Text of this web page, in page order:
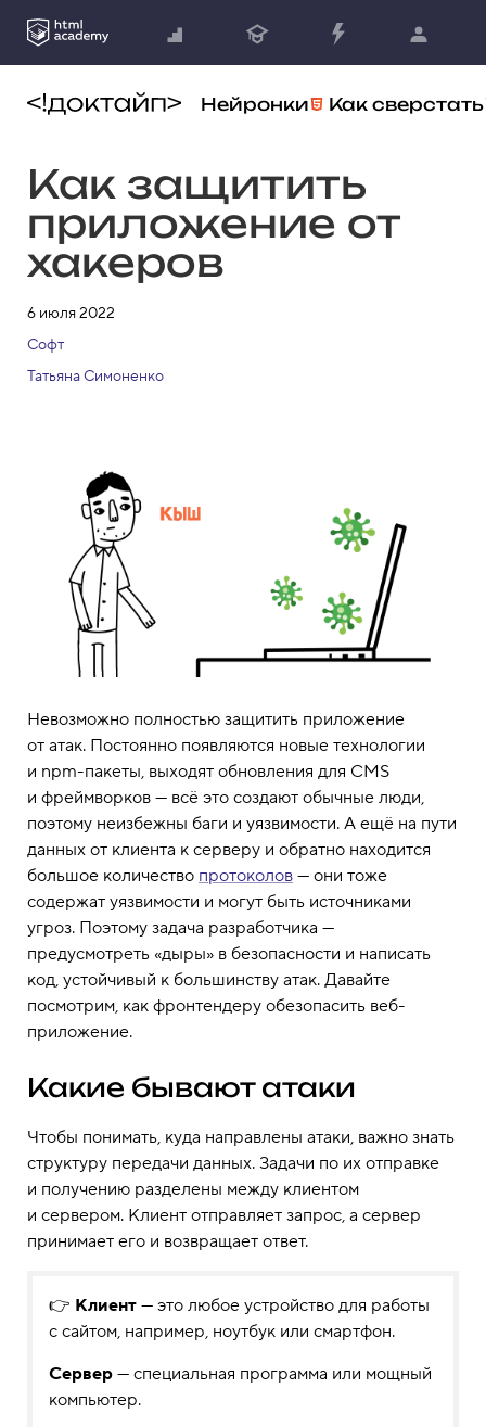
Нейронки Как сверстать
Как защитить
приложение от
хакеров
6 июля 2022
Софт
Татьяна Симоненко
Невозможно полностью защитить приложение
от атак. Постоянно появляются новые технологии
и npm-пакеты, выходят обновления для CMS
и фреймворков — всё это создают обычные люди,
поэтому неизбежны баги и уязвимости. А ещё на пути
данных от клиента к серверу и обратно находится
большое количество протоколов — они тоже
содержат уязвимости и могут быть источниками
угроз. Поэтому задача разработчика —
предусмотреть «дыры» в безопасности и написать
код, устойчивый к большинству атак. Давайте
посмотрим, как фронтендеру обезопасить веб-
приложение.
Какие бывают атаки
Чтобы понимать, куда направлены атаки, важно знать
структуру передачи данных. Задачи по их отправке
и получению разделены между клиентом
и сервером. Клиент отправляет запрос, а сервер
принимает его и возвращает ответ.
👉 Клиент — это любое устройство для работы
с сайтом, например, ноутбук или смартфон.
Сервер — специальная программа или мощный
компьютер.